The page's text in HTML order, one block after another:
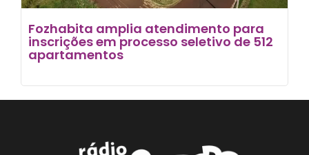
Fozhabita amplia atendimento para
inscrições em processo seletivo de 512
apartamentos